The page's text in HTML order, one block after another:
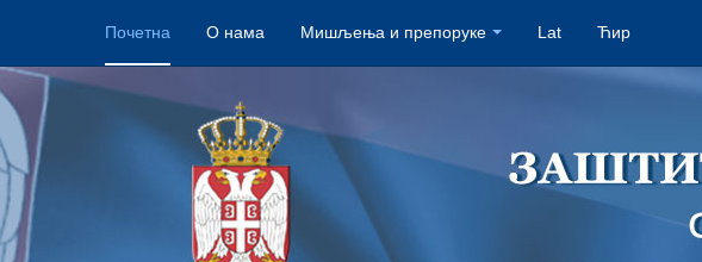
Почетна О нама Мишљења и препоруке Lat Ћир